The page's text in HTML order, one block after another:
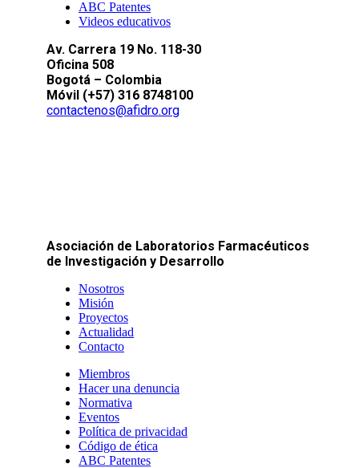
ABC Patentes
Videos educativos
Av. Carrera 19 No. 118-30
Oficina 508
Bogotá – Colombia
Móvil (+57) 316 8748100
contactenos@afidro.org
Asociación de Laboratorios Farmacéuticos
de Investigación y Desarrollo
Nosotros
Misión
Proyectos
Actualidad
Contacto
Miembros
Hacer una denuncia
Normativa
Eventos
Política de privacidad
Código de ética
ABC Patentes